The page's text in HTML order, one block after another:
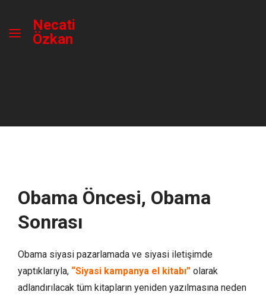
Necati
Özkan
Obama Öncesi, Obama
Sonrası
Obama siyasi pazarlamada ve siyasi iletişimde
yaptıklarıyla, “Siyasi kampanya el kitabı” olarak
adlandırılacak tüm kitapların yeniden yazılmasına neden